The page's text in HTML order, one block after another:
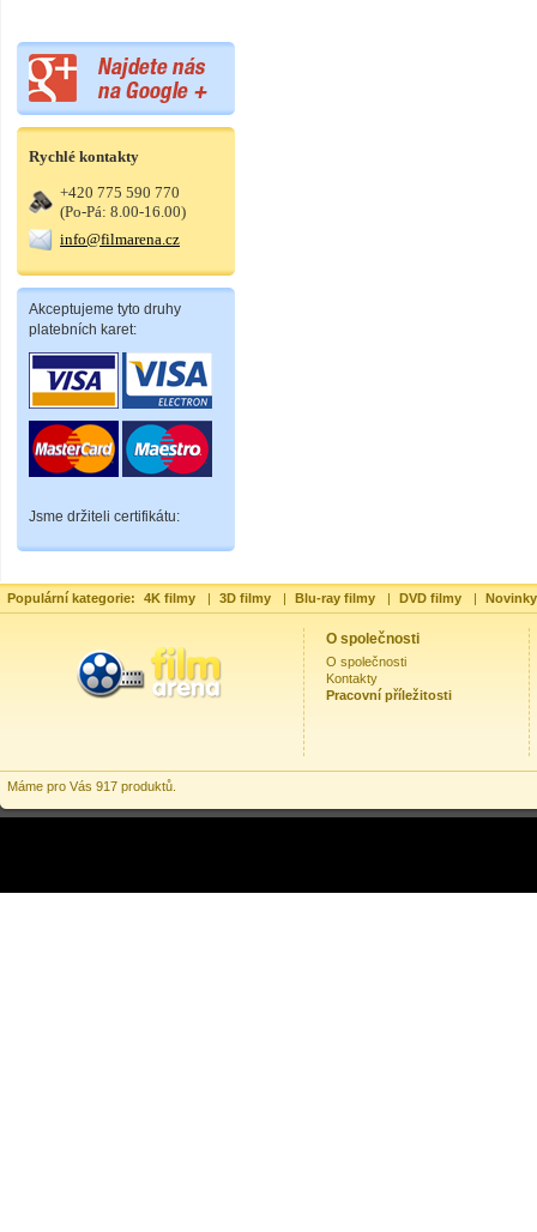
Rychlé kontakty
+420 775 590 770
(Po-Pá: 8.00-16.00)
info@filmarena.cz
Akceptujeme tyto druhy
platebních karet:
Jsme držiteli certifikátu:
Populární kategorie: 4K filmy | 3D filmy | Blu-ray filmy | DVD filmy |
O společnosti
O společnosti
Kontakty
Pracovní příležitosti
Máme pro Vás 917 produktů.